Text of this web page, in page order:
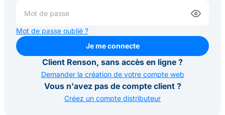
Mot de passe oublié ?
Je me connecte
Je me connecte
Client Renson, sans accès en ligne ?
Demander la création de votre compte web
Vous n'avez pas de compte client ?
Créez un compte distributeur